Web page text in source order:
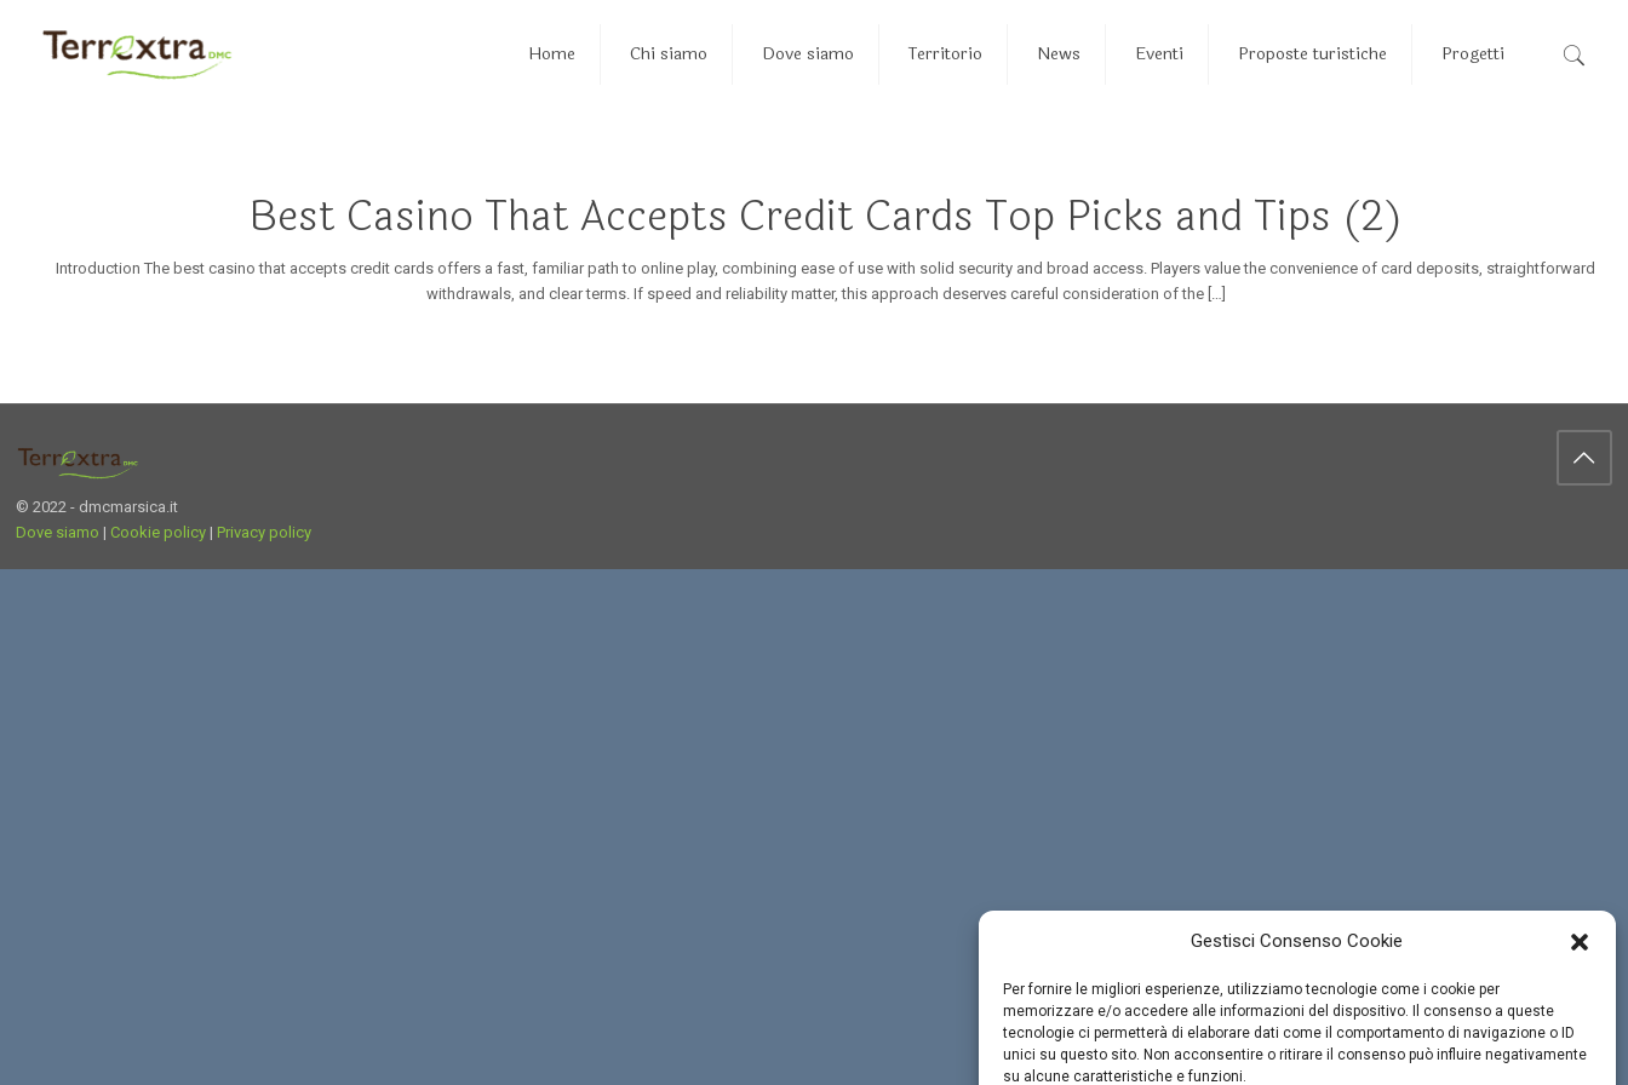
Gestisci Consenso Cookie
Per fornire le migliori esperienze, utilizziamo tecnologie come i cookie per
memorizzare e/o accedere alle informazioni del dispositivo. Il consenso a queste
tecnologie ci permetterà di elaborare dati come il comportamento di navigazione o ID
unici su questo sito. Non acconsentire o ritirare il consenso può influire negativamente
su alcune caratteristiche e funzioni.
Home Chi siamo Dove siamo Territorio News Eventi Proposte turistiche Progetti
Best Casino That Accepts Credit Cards Top Picks and Tips (2)
Introduction The best casino that accepts credit cards offers a fast, familiar path to online play, combining ease of use with solid security and broad access. Players value the convenience of card deposits, straightforward
withdrawals, and clear terms. If speed and reliability matter, this approach deserves careful consideration of the[…]
© 2022 - dmcmarsica.it
Dove siamo | Cookie policy | Privacy policy